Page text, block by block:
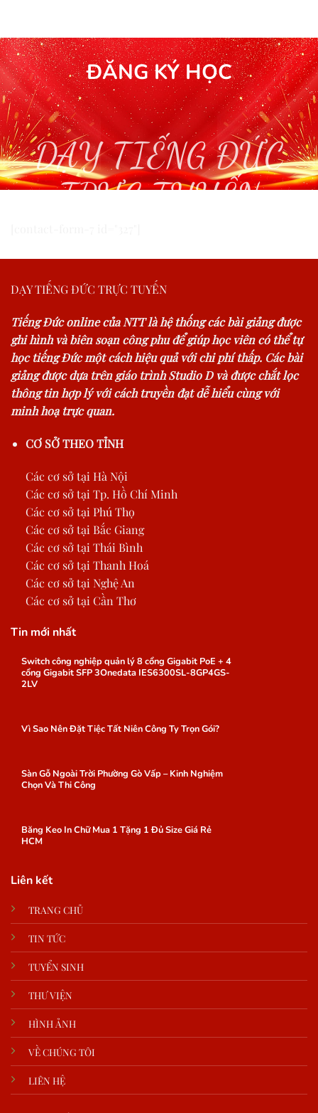
ĐĂNG KÝ HỌC
DẠY TIẾNG ĐỨC
TRỰC TUYẾN
DẠY TIẾNG ĐỨC TRỰC TUYẾN
Tiếng Đức online của NTT là hệ thống các bài giảng được
ghi hình và biên soạn công phu để giúp học viên có thể tự
học tiếng Đức một cách hiệu quả với chi phí thấp. Các bài
giảng được dựa trên giáo trình Studio D và được chắt lọc
thông tin hợp lý với cách truyền đạt dễ hiểu cùng với
minh hoạ trực quan.
CƠ SỞ THEO TỈNH
Các cơ sở tại Hà Nội
Các cơ sở tại Tp. Hồ Chí Minh
Các cơ sở tại Phú Thọ
Các cơ sở tại Bắc Giang
Các cơ sở tại Thái Bình
Các cơ sở tại Thanh Hoá
Các cơ sở tại Nghệ An
Các cơ sở tại Cần Thơ
Tin mới nhất
Switch công nghiệp quản lý 8 cổng Gigabit PoE + 4
cổng Gigabit SFP 3Onedata IES6300SL-8GP4GS-
2LV
Vì Sao Nên Đặt Tiệc Tất Niên Công Ty Trọn Gói?
Sàn Gỗ Ngoài Trời Phường Gò Vấp – Kinh Nghiệm
Chọn Và Thi Công
Băng Keo In Chữ Mua 1 Tặng 1 Đủ Size Giá Rẻ
HCM
Liên kết
TRANG CHỦ
TIN TỨC
TUYỂN SINH
THƯ VIỆN
HÌNH ẢNH
VỀ CHÚNG TÔI
LIÊN HỆ